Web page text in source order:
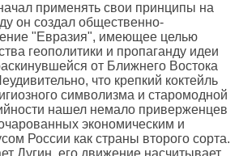
применять свои принципы на
он создал общественно-
"Евразия", имеющее целью
геополитики и пропаганду идеи
от Ближнего Востока
что крепкий коктейль
символизма и старомодной
нашел немало приверженцев
экономическим и
России как страны второго сорта.